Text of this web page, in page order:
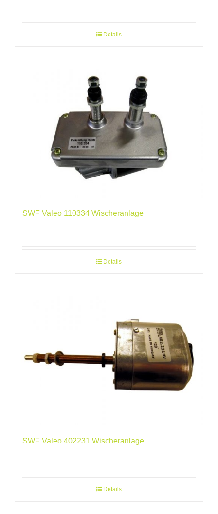
Details
SWF Valeo 110334 Wischeranlage
Details
SWF Valeo 402231 Wischeranlage
Details